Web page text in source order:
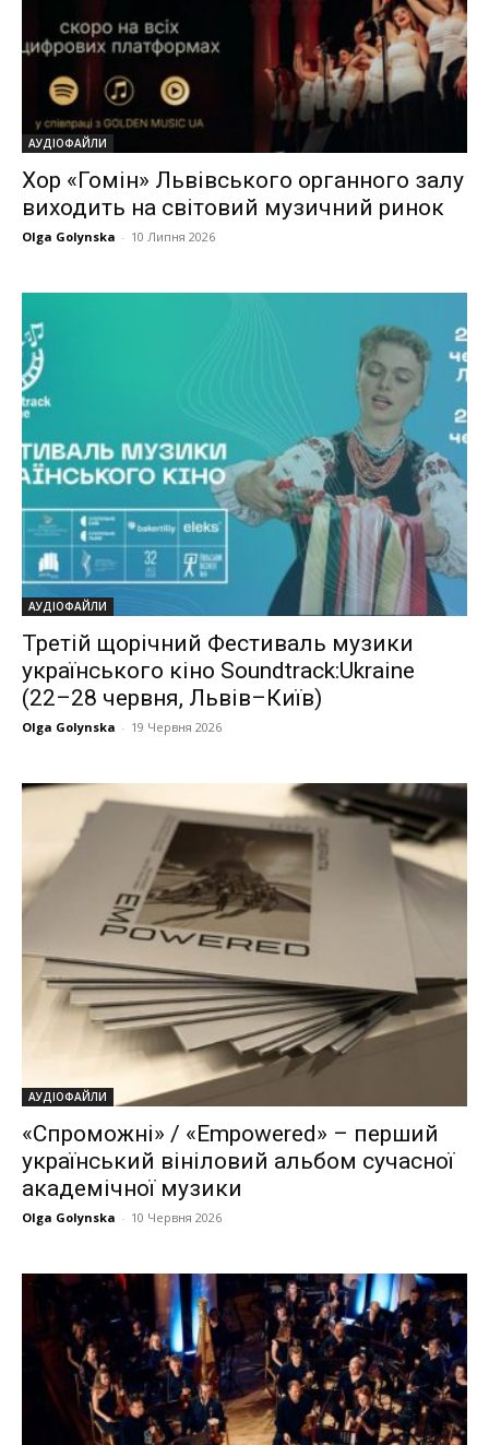
АУДІОФАЙЛИ
Хор «Гомін» Львівського органного залу
виходить на світовий музичний ринок
Olga Golynska - 10 Липня 2026
АУДІОФАЙЛИ
Третій щорічний Фестиваль музики
українського кіно Soundtrack:Ukraine
(22–28 червня, Львів–Київ)
Olga Golynska - 19 Червня 2026
АУДІОФАЙЛИ
«Спроможні» / «Empowered» – перший
український вініловий альбом сучасної
академічної музики
Olga Golynska - 10 Червня 2026